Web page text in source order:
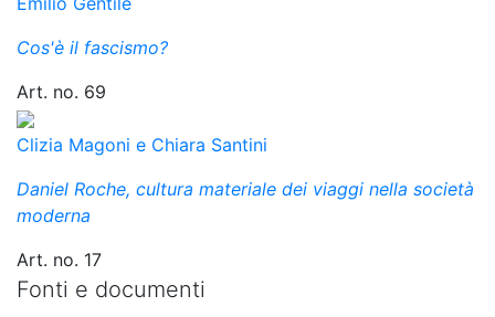
Cos'è il fascismo?
Art. no. 69
Clizia Magoni e Chiara Santini
Daniel Roche, cultura materiale dei viaggi nella società
moderna
Art. no. 17
Fonti e documenti